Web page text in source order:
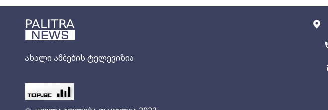
ახალი ამბების ტელევიზია